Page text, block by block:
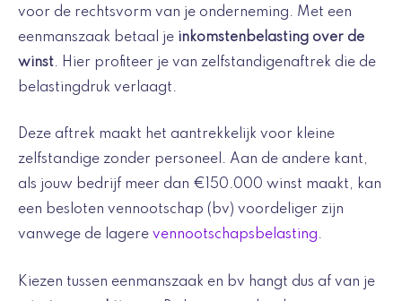
voor de rechtsvorm van je onderneming. Met een
eenmanszaak betaal je inkomstenbelasting over de
winst. Hier profiteer je van zelfstandigenaftrek die de
belastingdruk verlaagt.
Deze aftrek maakt het aantrekkelijk voor kleine
zelfstandige zonder personeel. Aan de andere kant,
als jouw bedrijf meer dan €150.000 winst maakt, kan
een besloten vennootschap (bv) voordeliger zijn
vanwege de lagere vennootschapsbelasting.
Kiezen tussen eenmanszaak en bv hangt dus af van je